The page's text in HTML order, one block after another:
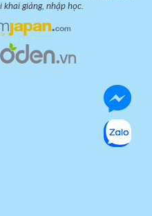
khai giảng, nhập học.